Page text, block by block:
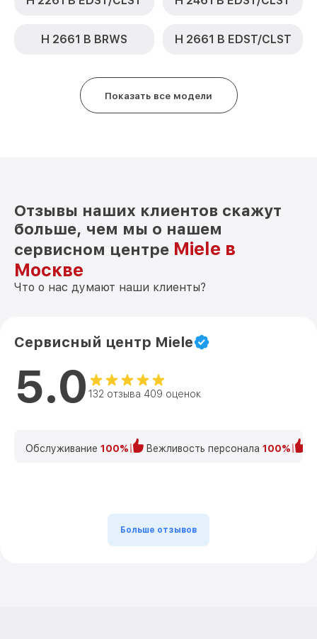
H 2661 B BRWS H 2661 B EDST/CLST
Показать все модели
Отзывы наших клиентов скажут
больше, чем мы о нашем
сервисном центре Miele в
Москве
Что о нас думают наши клиенты?
Сервисный центр Miele
5.0 132 отзыва 409 оценок
Обслуживание 100% Вежливость персонала 100%
Больше отзывов